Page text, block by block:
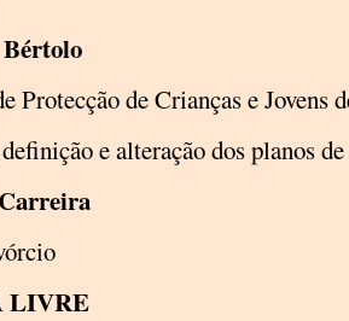
Protecção de Crianças e Jovens
e alteração dos planos
LIVRE